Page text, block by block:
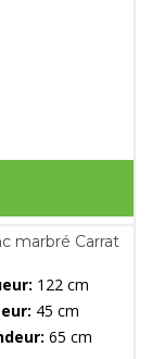
marbré Carrat
122 cm
45 cm
65 cm